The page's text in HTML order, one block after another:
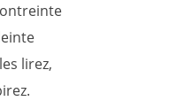
lirez,